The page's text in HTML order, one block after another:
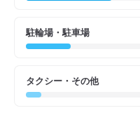
駐輪場・駐車場
タクシー・その他